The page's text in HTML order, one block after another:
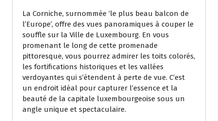
La Corniche, surnommée ‘le plus beau balcon de
l’Europe’, offre des vues panoramiques à couper le
souffle sur la Ville de Luxembourg. En vous
promenant le long de cette promenade
pittoresque, vous pourrez admirer les toits colorés,
les fortifications historiques et les vallées
verdoyantes qui s’étendent à perte de vue. C’est
un endroit idéal pour capturer l’essence et la
beauté de la capitale luxembourgeoise sous un
angle unique et spectaculaire.